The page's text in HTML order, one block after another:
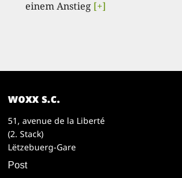
einem Anstieg [+]
woxx s.c.
51, avenue de la Liberté
(2. Stack)
Lëtzebuerg-Gare
Post